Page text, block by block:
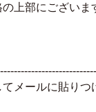
上部にございま
メールに貼りつ